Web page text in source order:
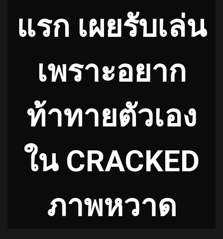
แรก เผยรับเล่น
เพราะอยาก
ท้าทายตัวเอง
ใน CRACKED
ภาพหวาด